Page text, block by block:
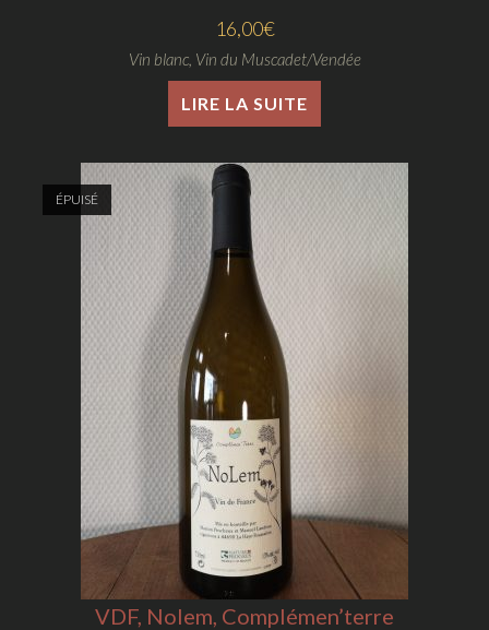
16,00€
Vin blanc, Vin du Muscadet/Vendée
LIRE LA SUITE
ÉPUISÉ
VDF, Nolem, Complémen’terre